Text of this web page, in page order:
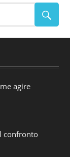
agire
confronto